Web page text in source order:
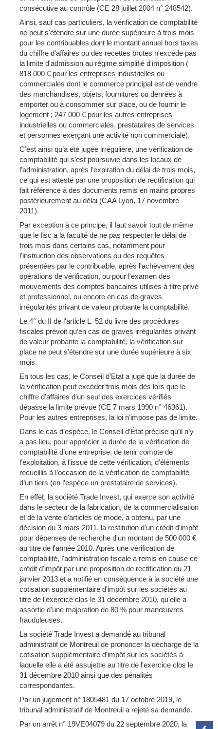
consécutive au contrôle (CE 28 juillet 2004 n° 248542).
Ainsi, sauf cas particuliers, la vérification de comptabilité
ne peut s'étendre sur une durée supérieure à trois mois
pour les contribuables dont le montant annuel hors taxes
du chiffre d'affaires ou des recettes brutes n'excède pas
la limite d'admission au régime simplifié d'imposition (
818 000 € pour les entreprises industrielles ou
commerciales dont le commerce principal est de vendre
des marchandises, objets, fournitures ou denrées à
emporter ou à consommer sur place, ou de fournir le
logement ; 247 000 € pour les autres entreprises
industrielles ou commerciales, prestataires de services
et personnes exerçant une activité non commerciale).
C’est ainsi qu’a été jugée irrégulière, une vérification de
comptabilité qui s’est poursuivie dans les locaux de
l’administration, après l’expiration du délai de trois mois,
ce qui est attesté par une proposition de rectification qui
fait référence à des documents remis en mains propres
postérieurement au délai (CAA Lyon, 17 novembre
2011).
Par exception à ce principe, il faut savoir tout de même
que le fisc a la faculté de ne pas respecter le délai de
trois mois dans certains cas, notamment pour
l'instruction des observations ou des requêtes
présentées par le contribuable, après l'achèvement des
opérations de vérification, ou pour l'examen des
mouvements des comptes bancaires utilisés à titre privé
et professionnel, ou encore en cas de graves
irrégularités privant de valeur probante la comptabilité.
Le 4° du II de l'article L. 52 du livre des procédures
fiscales prévoit qu’en cas de graves irrégularités privant
de valeur probante la comptabilité, la vérification sur
place ne peut s'étendre sur une durée supérieure à six
mois.
En tous les cas, le Conseil d’Etat a jugé que la durée de
la vérification peut excéder trois mois dès lors que le
chiffre d'affaires d'un seul des exercices vérifiés
dépasse la limite prévue (CE 7 mars 1990 n° 46361).
Pour les autres entreprises, la loi n’impose pas de limite.
Dans le cas d’espèce, le Conseil d’État précise qu’il n’y
a pas lieu, pour apprécier la durée de la vérification de
comptabilité d’une entreprise, de tenir compte de
l’exploitation, à l’issue de cette vérification, d’éléments
recueillis à l’occasion de la vérification de comptabilité
d’un tiers (en l’espèce un prestataire de services).
En effet, la société Trade Invest, qui exerce son activité
dans le secteur de la fabrication, de la commercialisation
et de la vente d'articles de mode, a obtenu, par une
décision du 3 mars 2011, la restitution d'un crédit d'impôt
pour dépenses de recherche d'un montant de 500 000 €
au titre de l'année 2010. Après une vérification de
comptabilité, l'administration fiscale a remis en cause ce
crédit d'impôt par une proposition de rectification du 21
janvier 2013 et a notifié en conséquence à la société une
cotisation supplémentaire d'impôt sur les sociétés au
titre de l'exercice clos le 31 décembre 2010, qu'elle a
assortie d'une majoration de 80 % pour manœuvres
frauduleuses.
La société Trade Invest a demandé au tribunal
administratif de Montreuil de prononcer la décharge de la
cotisation supplémentaire d'impôt sur les sociétés à
laquelle elle a été assujettie au titre de l'exercice clos le
31 décembre 2010 ainsi que des pénalités
correspondantes.
Par un jugement n° 1805481 du 17 octobre 2019, le
tribunal administratif de Montreuil a rejeté sa demande.
Par un arrêt n° 19VE04079 du 22 septembre 2020, la